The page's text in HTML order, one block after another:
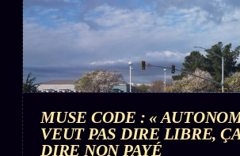
MUSE CODE : «
VEUT PAS DIRE LIBRE,
DIRE NON PAYÉ